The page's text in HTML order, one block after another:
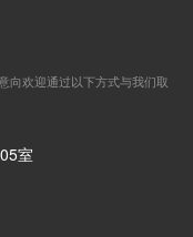
向欢迎通过以下方式与我们取
室